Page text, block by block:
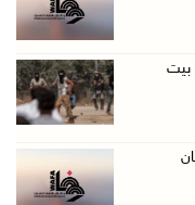
في ب ...
بيت